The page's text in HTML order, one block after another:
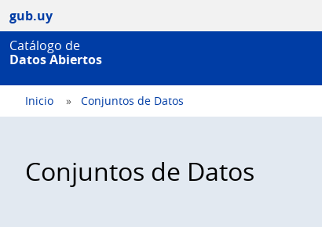
gub.uy
Catálogo de
Datos Abiertos
Inicio Conjuntos de Datos
Conjuntos de Datos